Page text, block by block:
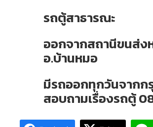
รถตู้สาธารณะ
ออกจากสถานีขนส่ง
อ.บ้านหมอ
มีรถออกทุกวันจากก
สอบถามเรื่องรถตู้